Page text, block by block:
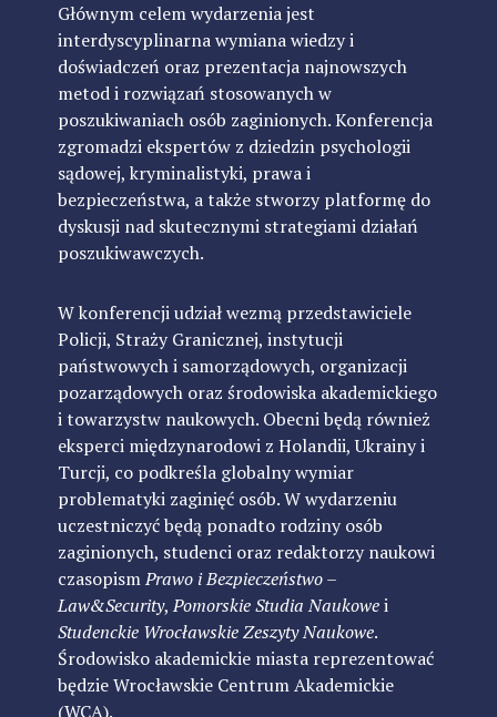
Głównym celem wydarzenia jest
interdyscyplinarna wymiana wiedzy i
doświadczeń oraz prezentacja najnowszych
metod i rozwiązań stosowanych w
poszukiwaniach osób zaginionych. Konferencja
zgromadzi ekspertów z dziedzin psychologii
sądowej, kryminalistyki, prawa i
bezpieczeństwa, a także stworzy platformę do
dyskusji nad skutecznymi strategiami działań
poszukiwawczych.
W konferencji udział wezmą przedstawiciele
Policji, Straży Granicznej, instytucji
państwowych i samorządowych, organizacji
pozarządowych oraz środowiska akademickiego
i towarzystw naukowych. Obecni będą również
eksperci międzynarodowi z Holandii, Ukrainy i
Turcji, co podkreśla globalny wymiar
problematyki zaginięć osób. W wydarzeniu
uczestniczyć będą ponadto rodziny osób
zaginionych, studenci oraz redaktorzy naukowi
czasopismPrawo i Bezpieczeństwo –
Law&Security,Pomorskie Studia Naukowei
Studenckie Wrocławskie Zeszyty Naukowe.
Środowisko akademickie miasta reprezentować
będzie Wrocławskie Centrum Akademickie
(WCA).